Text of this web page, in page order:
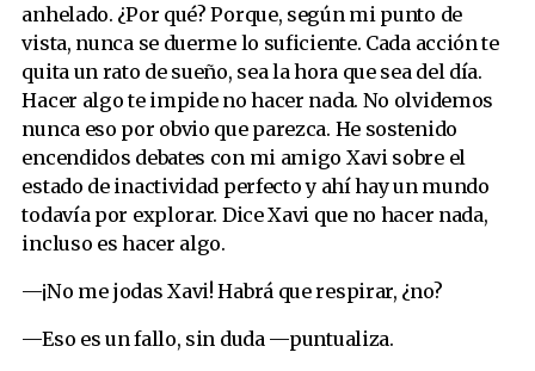
anhelado. ¿Por qué? Porque, según mi punto de
vista, nunca se duerme lo suficiente. Cada acción te
quita un rato de sueño, sea la hora que sea del día.
Hacer algo te impide no hacer nada. No olvidemos
nunca eso por obvio que parezca. He sostenido
encendidos debates con mi amigo Xavi sobre el
estado de inactividad perfecto y ahí hay un mundo
todavía por explorar. Dice Xavi que no hacer nada,
incluso es hacer algo.
—¡No me jodas Xavi! Habrá que respirar, ¿no?
—Eso es un fallo, sin duda —puntualiza.